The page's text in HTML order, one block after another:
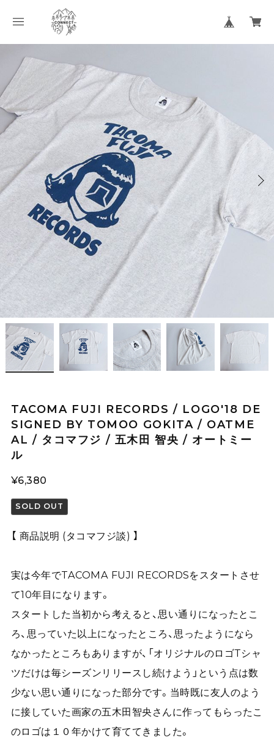
TACOMA FUJI RECORDS / LOGO'18 DE
SIGNED BY TOMOO GOKITA / OATME
AL / タコマフジ / 五木田 智央 / オートミー
ル
¥6,380
SOLD OUT
【 商品説明 (タコマフジ談) 】
実は今年でTACOMA FUJI RECORDSをスタートさせ
て10年目になります。
スタートした当初から考えると、思い通りになったとこ
ろ、思っていた以上になったところ、思ったようになら
なかったところもありますが、「オリジナルのロゴTシャ
ツだけは毎シーズンリリースし続けよう」という点は数
少ない思い通りになった部分です。当時既に友人のよう
に接していた画家の五木田智央さんに作ってもらったこ
のロゴは１０年かけて育ててきました。